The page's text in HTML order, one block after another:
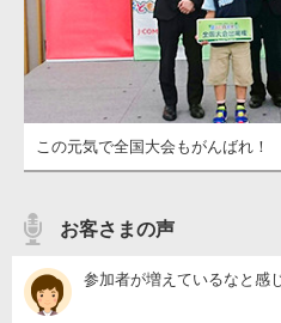
この元気で全国大会もがんばれ！
お客さまの声
参加者が増えているなと感